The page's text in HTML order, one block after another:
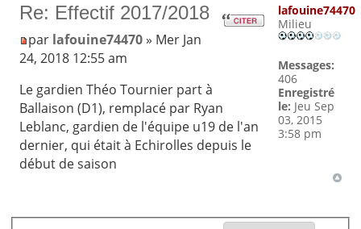
Re: Effectif 2017/2018
par lafouine74470» Mer Jan
24, 2018 12:55 am
Le gardien Théo Tournier part à
Ballaison (D1), remplacé par Ryan
Leblanc, gardien de l'équipe u19 de l'an
dernier, qui était à Echirolles depuis le
début de saison
lafouine74470
Milieu
Messages:
406
Enregistré
le: Jeu Sep
03, 2015
3:58 pm